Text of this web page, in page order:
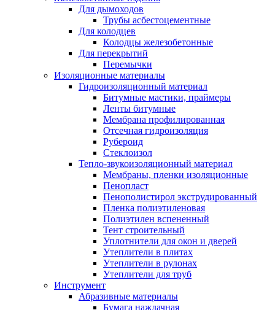
Для дымоходов
Трубы асбестоцементные
Для колодцев
Колодцы железобетонные
Для перекрытий
Перемычки
Изоляционные материалы
Гидроизоляционный материал
Битумные мастики, праймеры
Ленты битумные
Мембрана профилированная
Отсечная гидроизоляция
Рубероид
Стеклоизол
Тепло-звукоизоляционный материал
Мембраны, пленки изоляционные
Пенопласт
Пенополистирол экструдированный
Пленка полиэтиленовая
Полиэтилен вспененный
Тент строительный
Уплотнители для окон и дверей
Утеплители в плитах
Утеплители в рулонах
Утеплители для труб
Инструмент
Абразивные материалы
Бумага наждачная